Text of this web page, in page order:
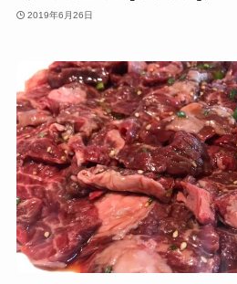
2019年6月26日